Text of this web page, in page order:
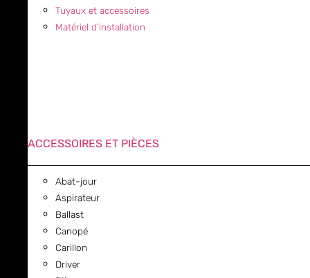
Tuyaux et accessoires
Matériel d’installation
ACCESSOIRES ET PIÈCES
Abat-jour
Aspirateur
Ballast
Canopé
Carillon
Driver